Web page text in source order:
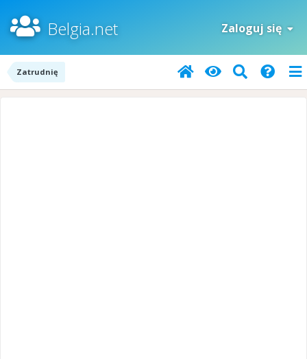
Belgia.net Zaloguj się
Zatrudnię